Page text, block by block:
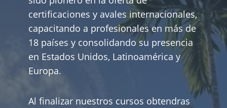
certificaciones y avales internacionales,
capacitando a profesionales en más de
18 países y consolidando su presencia
en Estados Unidos, Latinoamérica y
Europa.
Al finalizar nuestros cursos obtendras